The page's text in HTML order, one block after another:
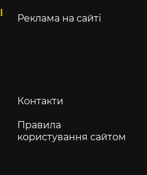
Реклама на сайті
Контакти
Правила
користування сайтом